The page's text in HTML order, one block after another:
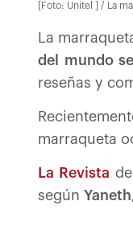
[Foto: Unitel ] / La
La
del mundo
reseñas y
marraqueta
La Revista de
según